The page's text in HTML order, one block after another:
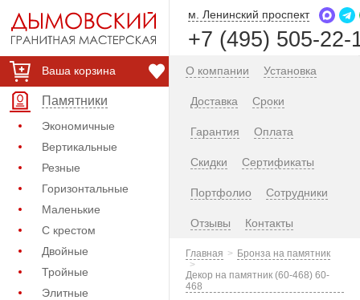
Ваша корзина
Памятники
Экономичные
Вертикальные
Резные
Горизонтальные
Маленькие
С крестом
Двойные
Тройные
Элитные
м. Ленинский проспект
+7 (495) 505-22-
О компании Установка
Доставка Сроки
Гарантия Оплата
Скидки Сертификаты
Портфолио Сотрудники
Отзывы Контакты
Главная
Бронза на памятник
Декор на памятник (60-468) 60-
468